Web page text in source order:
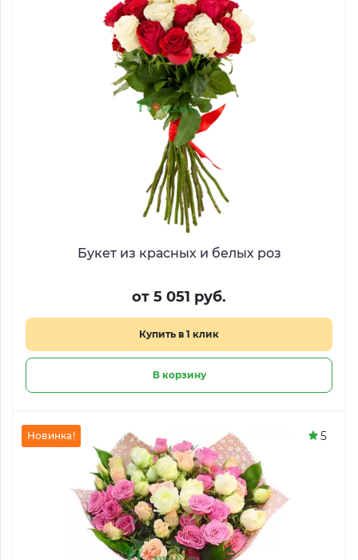
Букет из красных и белых роз
от 5 051 руб.
Купить в 1 клик
В корзину
Новинка! 5